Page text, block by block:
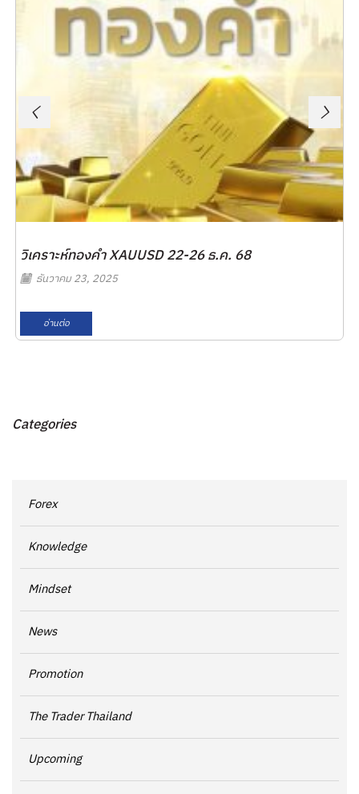
วิเคราะห์ทองคำ XAUUSD 22-26 ธ.ค. 68
ธันวาคม 23, 2025
อ่านต่อ
Categories
Forex
Knowledge
Mindset
News
Promotion
The Trader Thailand
Upcoming